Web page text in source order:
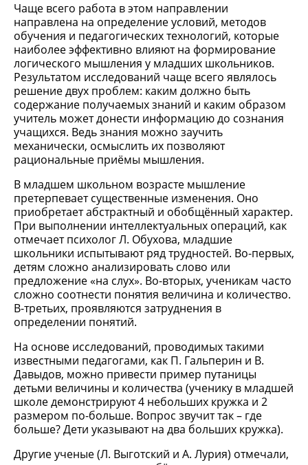
Чаще всего работа в этом направлении
направлена на определение условий, методов
обучения и педагогических технологий, которые
наиболее эффективно влияют на формирование
логического мышления у младших школьников.
Результатом исследований чаще всего являлось
решение двух проблем: каким должно быть
содержание получаемых знаний и каким образом
учитель может донести информацию до сознания
учащихся. Ведь знания можно заучить
механически, осмыслить их позволяют
рациональные приёмы мышления.
В младшем школьном возрасте мышление
претерпевает существенные изменения. Оно
приобретает абстрактный и обобщённый характер.
При выполнении интеллектуальных операций, как
отмечает психолог Л. Обухова, младшие
школьники испытывают ряд трудностей. Во-первых,
детям сложно анализировать слово или
предложение «на слух». Во-вторых, ученикам часто
сложно соотнести понятия величина и количество.
В-третьих, проявляются затруднения в
определении понятий.
На основе исследований, проводимых такими
известными педагогами, как П. Гальперин и В.
Давыдов, можно привести пример путаницы
детьми величины и количества (ученику в младшей
школе демонстрируют 4 небольших кружка и 2
размером по-больше. Вопрос звучит так – где
больше? Дети указывают на два больших кружка).
Другие ученые (Л. Выготский и А. Лурия) отмечали,